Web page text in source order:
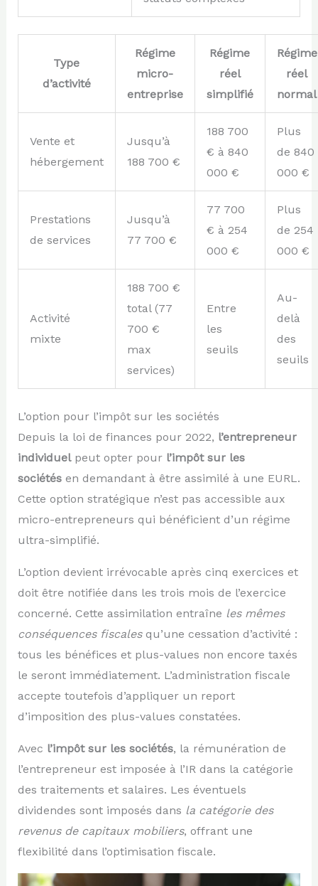
Type
d’activité
Régime
micro-
entreprise
Régime
réel
simplifié
Régime
réel
normal
Vente et
hébergement
Jusqu’à
188 700 €
188 700
€ à 840
000 €
Plus
de 840
000 €
Prestations
de services
Jusqu’à
77 700 €
77 700
€ à 254
000 €
Plus
de 254
000 €
Activité
mixte
188 700 €
total (77
700 €
max
services)
Entre
les
seuils
Au-
delà
des
seuils
L’option pour l’impôt sur les sociétés
Depuis la loi de finances pour 2022, l’entrepreneur
individuelpeut opter pour l’impôt sur les
sociétésen demandant à être assimilé à une EURL.
Cette option stratégique n’est pas accessible aux
micro-entrepreneurs qui bénéficient d’un régime
ultra-simplifié.
L’option devient irrévocable après cinq exercices et
doit être notifiée dans les trois mois de l’exercice
concerné. Cette assimilation entraîne les mêmes
conséquences fiscalesqu’une cessation d’activité :
tous les bénéfices et plus-values non encore taxés
le seront immédiatement. L’administration fiscale
accepte toutefois d’appliquer un report
d’imposition des plus-values constatées.
Avec l’impôt sur les sociétés, la rémunération de
l’entrepreneur est imposée à l’IR dans la catégorie
des traitements et salaires. Les éventuels
dividendes sont imposés dans la catégorie des
revenus de capitaux mobiliers, offrant une
flexibilité dans l’optimisation fiscale.